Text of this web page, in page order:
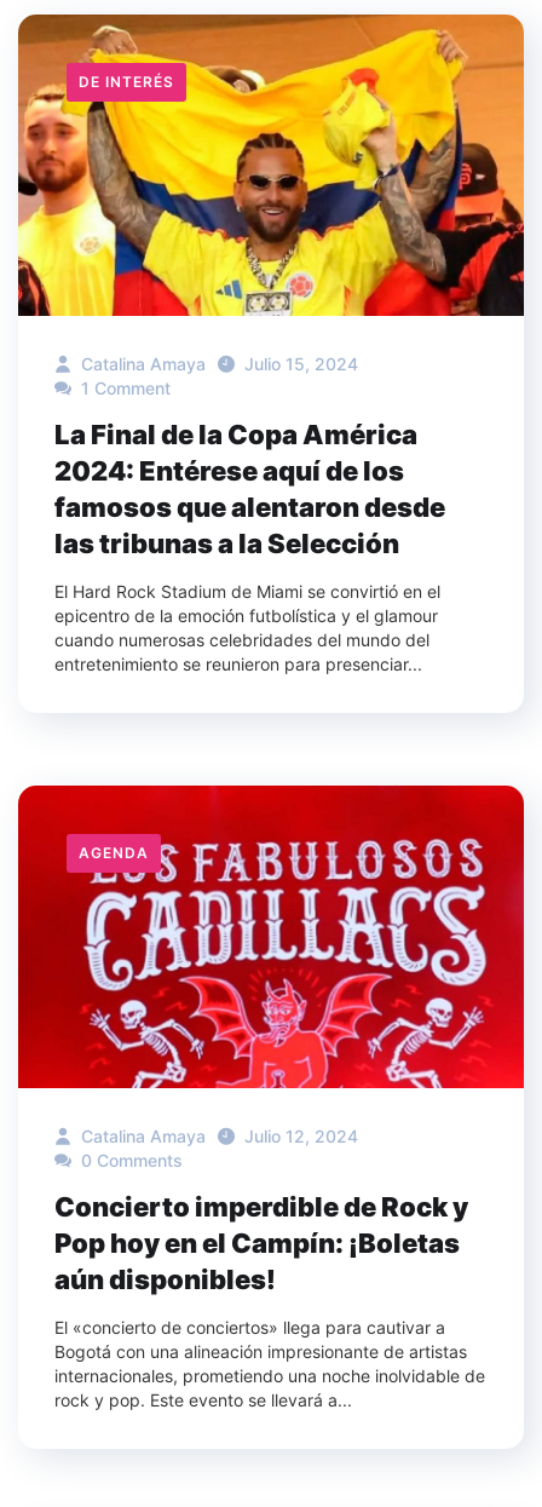
DE INTERÉS
Catalina Amaya
Julio 15, 2024
1 Comment
La Final de la Copa América
2024: Entérese aquí de los
famosos que alentaron desde
las tribunas a la Selección
El Hard Rock Stadium de Miami se convirtió en el
epicentro de la emoción futbolística y el glamour
cuando numerosas celebridades del mundo del
entretenimiento se reunieron para presenciar...
AGENDA
Catalina Amaya
Julio 12, 2024
0 Comments
Concierto imperdible de Rock y
Pop hoy en el Campín: ¡Boletas
aún disponibles!
El «concierto de conciertos» llega para cautivar a
Bogotá con una alineación impresionante de artistas
internacionales, prometiendo una noche inolvidable de
rock y pop. Este evento se llevará a...